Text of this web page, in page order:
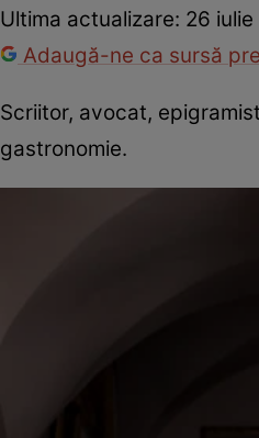
Ultima actualizare: 26
Adaugă-ne ca sursă
Scriitor, avocat,
gastronomie.